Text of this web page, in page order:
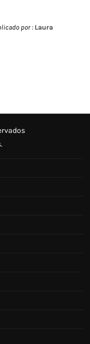
por : Laura